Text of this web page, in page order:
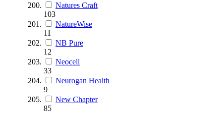
Natures Craft
103
NatureWise
11
NB Pure
12
Neocell
33
Neurogan Health
9
New Chapter
85